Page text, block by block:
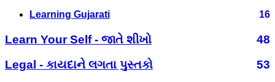
Learning Gujarati 16
Learn Your Self - જાતે શીખો
48
Legal - કાયદાને લગતા પુસ્તકો
53